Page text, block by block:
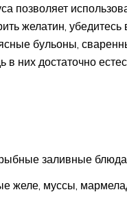
позволяет
желатин,
бульоны,
них достаточно
заливные
желе, муссы,